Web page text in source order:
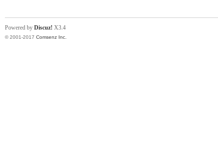
Powered by Discuz! X3.4
© 2001-2017 Comsenz Inc.